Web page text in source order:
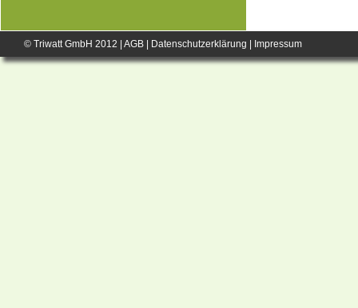
© Triwatt GmbH 2012 | AGB Datenschutzerklärung Impressum